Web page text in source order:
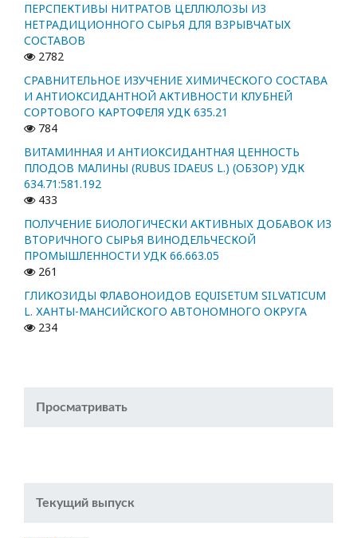
ПЕРСПЕКТИВЫ НИТРАТОВ ЦЕЛЛЮЛОЗЫ ИЗ
НЕТРАДИЦИОННОГО СЫРЬЯ ДЛЯ ВЗРЫВЧАТЫХ
СОСТАВОВ
2782
СРАВНИТЕЛЬНОЕ ИЗУЧЕНИЕ ХИМИЧЕСКОГО СОСТАВА
И АНТИОКСИДАНТНОЙ АКТИВНОСТИ КЛУБНЕЙ
СОРТОВОГО КАРТОФЕЛЯ УДК 635.21
784
ВИТАМИННАЯ И АНТИОКСИДАНТНАЯ ЦЕННОСТЬ
ПЛОДОВ МАЛИНЫ (RUBUS IDAEUS L.) (ОБЗОР) УДК
634.71:581.192
433
ПОЛУЧЕНИЕ БИОЛОГИЧЕСКИ АКТИВНЫХ ДОБАВОК ИЗ
ВТОРИЧНОГО СЫРЬЯ ВИНОДЕЛЬЧЕСКОЙ
ПРОМЫШЛЕННОСТИ УДК 66.663.05
261
ГЛИКОЗИДЫ ФЛАВОНОИДОВ EQUISETUM SILVATICUM
L. ХАНТЫ-МАНСИЙСКОГО АВТОНОМНОГО ОКРУГА
234
Просматривать
Текущий выпуск